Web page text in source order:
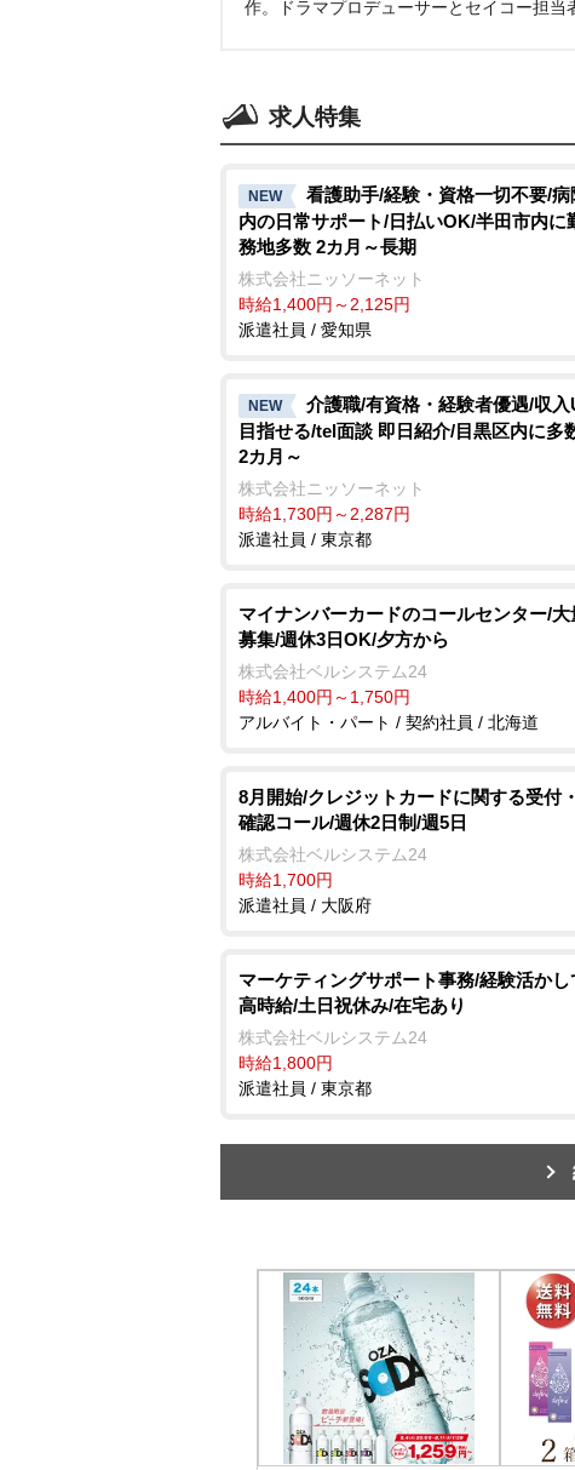
作。ドラマプロデューサーとセイコー担当
求人特集
NEW
看護助手/経験・資格一切不要/病
内の日常サポート/日払いOK/半田市内に
務地多数 2カ月～長期
株式会社ニッソーネット
時給1,400円～2,125円
派遣社員 / 愛知県
NEW
介護職/有資格・経験者優遇/収入
目指せる/tel面談 即日紹介/目黒区内に多
2カ月～
株式会社ニッソーネット
時給1,730円～2,287円
派遣社員 / 東京都
マイナンバーカードのコールセンター/大
募集/週休3日OK/夕方から
株式会社ベルシステム24
時給1,400円～1,750円
アルバイト・パート / 契約社員 / 北海道
8月開始/クレジットカードに関する受付・
確認コール/週休2日制/週5日
株式会社ベルシステム24
時給1,700円
派遣社員 / 大阪府
マーケティングサポート事務/経験活かし
高時給/土日祝休み/在宅あり
株式会社ベルシステム24
時給1,800円
派遣社員 / 東京都